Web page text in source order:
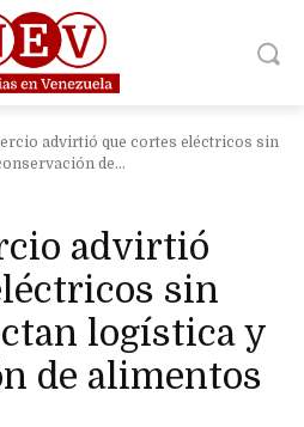
advirtió que cortes eléctricos sin
de...
advirtió
sin
logística y
de alimentos